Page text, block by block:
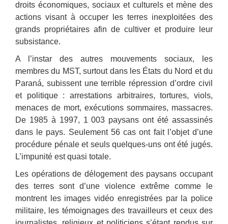
droits économiques, sociaux et culturels et mène des
actions visant à occuper les terres inexploitées des
grands propriétaires afin de cultiver et produire leur
subsistance.
A l’instar des autres mouvements sociaux, les
membres du MST, surtout dans les États du Nord et du
Paraná, subissent une terrible répression d’ordre civil
et politique : arrestations arbitraires, tortures, viols,
menaces de mort, exécutions sommaires, massacres.
De 1985 à 1997, 1 003 paysans ont été assassinés
dans le pays. Seulement 56 cas ont fait l’objet d’une
procédure pénale et seuls quelques-uns ont été jugés.
L’impunité est quasi totale.
Les opérations de délogement des paysans occupant
des terres sont d’une violence extrême comme le
montrent les images vidéo enregistrées par la police
militaire, les témoignages des travailleurs et ceux des